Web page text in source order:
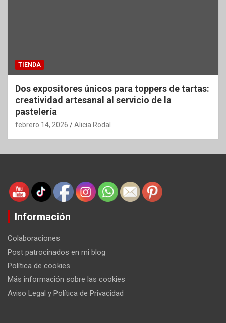
TIENDA
Dos expositores únicos para toppers de tartas:
creatividad artesanal al servicio de la
pastelería
febrero 14, 2026 Alicia Rodal
Información
Colaboraciones
Post patrocinados en mi blog
Política de cookies
Más información sobre las cookies
Aviso Legal y Política de Privacidad